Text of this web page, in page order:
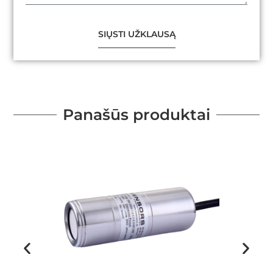
SIŲSTI UŽKLAUSĄ
Panašūs produktai